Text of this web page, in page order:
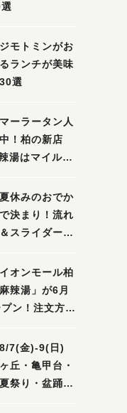
ジモトミンがお
ランチが美味
選
ーラータン人
！柏の新店
湯はマイルド
夏休みのおでか
決まり！流れ
スライダーに
子で満喫してき
イオンモール柏
辣湯」が6月
ン！注文方法
8/7(金)‐9(日)
丘・亀甲台・
祭り・盆踊り